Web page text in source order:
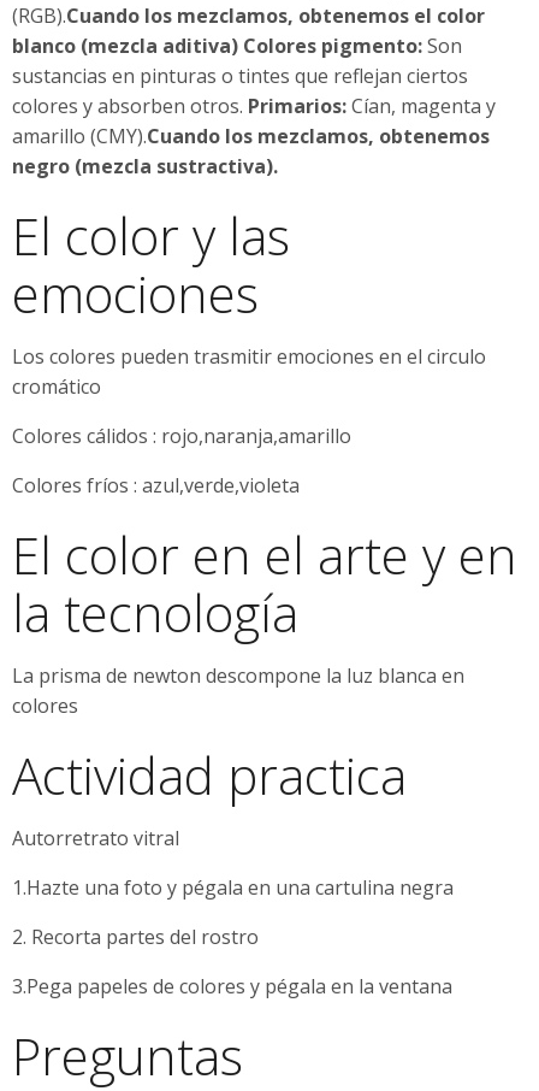
(RGB).Cuando los mezclamos, obtenemos el color
blanco (mezcla aditiva) Colores pigmento:Son
sustancias en pinturas o tintes que reflejan ciertos
colores y absorben otros. Primarios:Cían, magenta y
amarillo (CMY).Cuando los mezclamos, obtenemos
negro (mezcla sustractiva).
El color y las
emociones
Los colores pueden trasmitir emociones en el circulo
cromático
Colores cálidos : rojo,naranja,amarillo
Colores fríos : azul,verde,violeta
El color en el arte y en
la tecnología
La prisma de newton descompone la luz blanca en
colores
Actividad practica
Autorretrato vitral
1.Hazte una foto y pégala en una cartulina negra
2. Recorta partes del rostro
3.Pega papeles de colores y pégala en la ventana
Preguntas